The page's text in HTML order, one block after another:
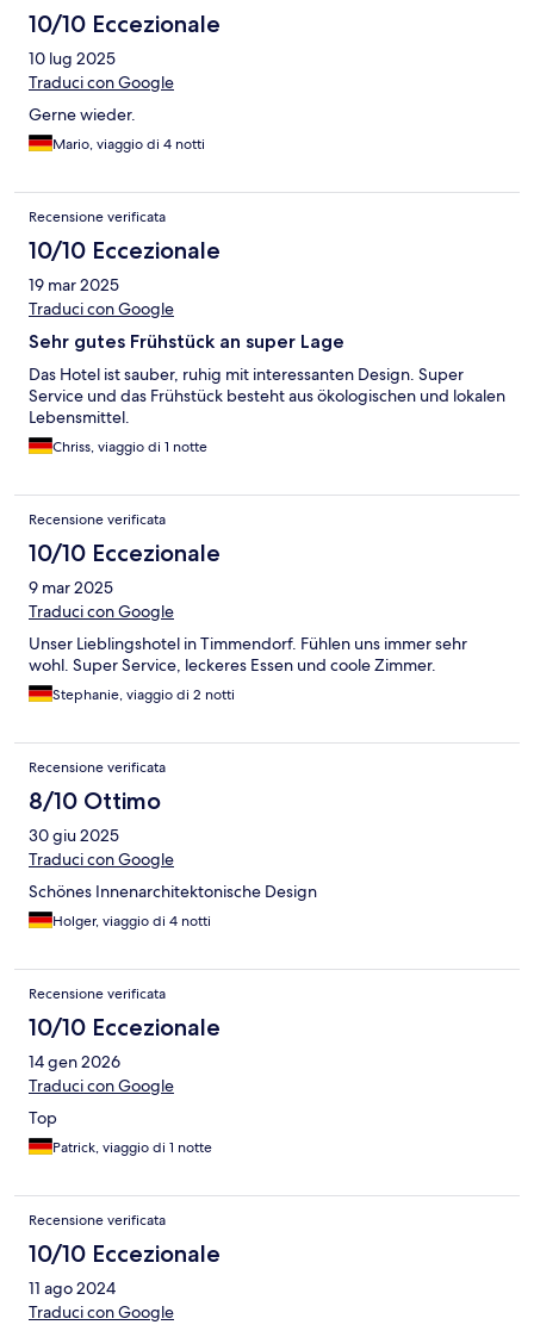
10/10 Eccezionale
10 lug 2025
Traduci con Google
Gerne wieder.
Mario, viaggio di 4 notti
Recensione verificata
10/10 Eccezionale
19 mar 2025
Traduci con Google
Sehr gutes Frühstück an super Lage
Das Hotel ist sauber, ruhig mit interessanten Design. Super
Service und das Frühstück besteht aus ökologischen und lokalen
Lebensmittel.
Chriss, viaggio di 1 notte
Recensione verificata
10/10 Eccezionale
9 mar 2025
Traduci con Google
Unser Lieblingshotel in Timmendorf. Fühlen uns immer sehr
wohl. Super Service, leckeres Essen und coole Zimmer.
Stephanie, viaggio di 2 notti
Recensione verificata
8/10 Ottimo
30 giu 2025
Traduci con Google
Schönes Innenarchitektonische Design
Holger, viaggio di 4 notti
Recensione verificata
10/10 Eccezionale
14 gen 2026
Traduci con Google
Top
Patrick, viaggio di 1 notte
Recensione verificata
10/10 Eccezionale
11 ago 2024
Traduci con Google